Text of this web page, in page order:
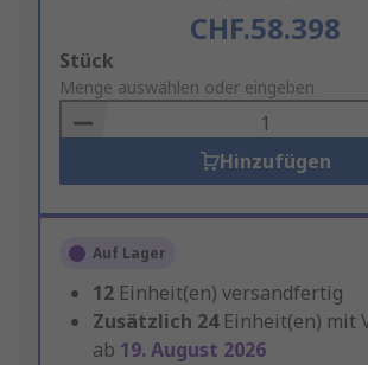
CHF.58.398
Add
to
Basket
Stück
Menge auswählen oder eingeben
Hinzufügen
Auf Lager
12 Einheit(en) versandfertig
Zusätzlich 24 Einheit(en) mit
ab 19. August 2026